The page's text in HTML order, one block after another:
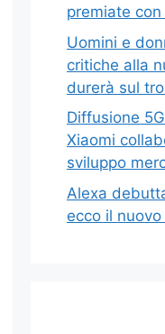
premiate
Uomini e
critiche alla
durerà sul
Diffusione
Xiaomi
sviluppo
Alexa
ecco il